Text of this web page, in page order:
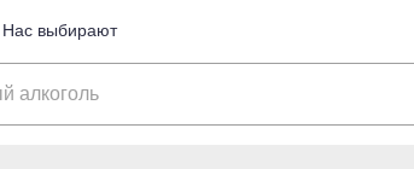
Нас выбирают